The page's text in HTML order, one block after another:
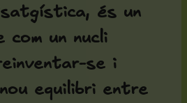
és un
com un nucli
se i
equilibri entre